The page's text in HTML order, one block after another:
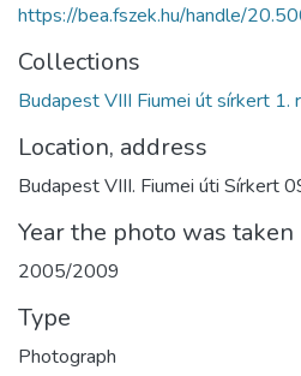
https://bea.fszek.hu/handle/
Collections
Budapest VIII Fiumei út sírkert 1.
Location, address
Budapest VIII. Fiumei úti Sírkert
Year the photo was taken
2005/2009
Type
Photograph